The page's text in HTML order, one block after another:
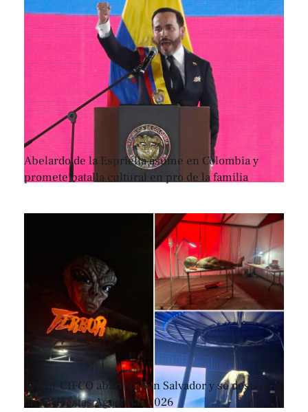
Abelardo de la Espriella asume en Colombia y
promete batalla cultural en pro de la familia
Terror CIFCO abarrota San Salvador y se despide
de las Fiestas Agostinas 2026